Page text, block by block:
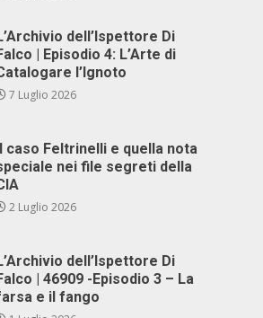
dell’Ispettore Di
| Episodio 4: L’Arte di
l’Ignoto
7 Luglio 2026
caso Feltrinelli e quella nota
nei file segreti della
2 Luglio 2026
dell’Ispettore Di
| 46909 -Episodio 3 – La
e il fango